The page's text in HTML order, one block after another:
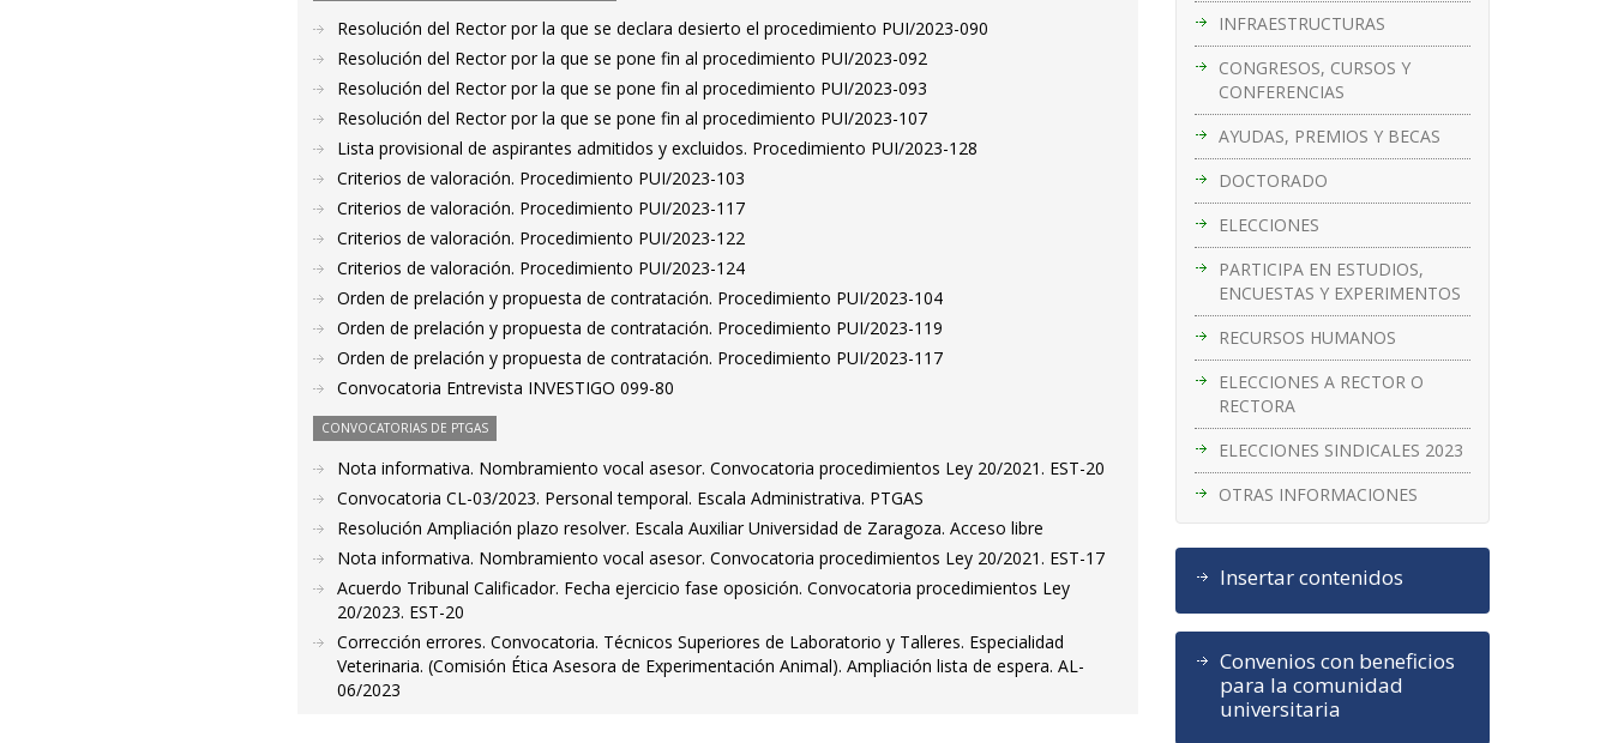
INFRAESTRUCTURAS
CONGRESOS, CURSOS Y
CONFERENCIAS
AYUDAS, PREMIOS Y BECAS
DOCTORADO
ELECCIONES
PARTICIPA EN ESTUDIOS,
ENCUESTAS Y EXPERIMENTOS
RECURSOS HUMANOS
ELECCIONES A RECTOR O
RECTORA
ELECCIONES SINDICALES 2023
OTRAS INFORMACIONES
Insertar contenidos
Convenios con beneficios
para la comunidad
universitaria
Resolución del Rector por la que se declara desierto el procedimiento PUI/2023-090
Resolución del Rector por la que se pone fin al procedimiento PUI/2023-092
Resolución del Rector por la que se pone fin al procedimiento PUI/2023-093
Resolución del Rector por la que se pone fin al procedimiento PUI/2023-107
Lista provisional de aspirantes admitidos y excluidos. Procedimiento PUI/2023-128
Criterios de valoración. Procedimiento PUI/2023-103
Criterios de valoración. Procedimiento PUI/2023-117
Criterios de valoración. Procedimiento PUI/2023-122
Criterios de valoración. Procedimiento PUI/2023-124
Orden de prelación y propuesta de contratación. Procedimiento PUI/2023-104
Orden de prelación y propuesta de contratación. Procedimiento PUI/2023-119
Orden de prelación y propuesta de contratación. Procedimiento PUI/2023-117
Convocatoria Entrevista INVESTIGO 099-80
CONVOCATORIAS DE PTGAS
Nota informativa. Nombramiento vocal asesor. Convocatoria procedimientos Ley 20/2021. EST-20
Convocatoria CL-03/2023. Personal temporal. Escala Administrativa. PTGAS
Resolución Ampliación plazo resolver. Escala Auxiliar Universidad de Zaragoza. Acceso libre
Nota informativa. Nombramiento vocal asesor. Convocatoria procedimientos Ley 20/2021. EST-17
Acuerdo Tribunal Calificador. Fecha ejercicio fase oposición. Convocatoria procedimientos Ley
20/2023. EST-20
Corrección errores. Convocatoria. Técnicos Superiores de Laboratorio y Talleres. Especialidad
Veterinaria. (Comisión Ética Asesora de Experimentación Animal). Ampliación lista de espera. AL-
06/2023